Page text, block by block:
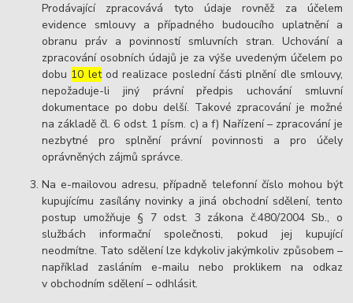
Prodávající zpracovává tyto údaje rovněž za účelem
evidence smlouvy a případného budoucího uplatnění a
obranu práv a povinností smluvních stran. Uchování a
zpracování osobních údajů je za výše uvedeným účelem po
dobu 10 letod realizace poslední části plnění dle smlouvy,
nepožaduje-li jiný právní předpis uchování smluvní
dokumentace po dobu delší. Takové zpracování je možné
na základě čl. 6 odst. 1 písm. c) a f) Nařízení – zpracování je
nezbytné pro splnění právní povinnosti a pro účely
oprávněných zájmů správce.
Na e-mailovou adresu, případně telefonní číslo mohou být
kupujícímu zasílány novinky a jiná obchodní sdělení, tento
postup umožňuje § 7 odst. 3 zákona č.480/2004 Sb., o
službách informační společnosti, pokud jej kupující
neodmítne. Tato sdělení lze kdykoliv jakýmkoliv způsobem –
například zasláním e-mailu nebo proklikem na odkaz
v obchodním sdělení – odhlásit.